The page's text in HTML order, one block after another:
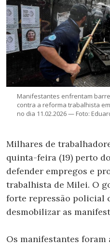
Manifestantes enfrentam
contra a reforma trabalhista
no dia 11.02.2026 — Foto:
Milhares de
quinta-feira (19) perto
defender empregos e
trabalhista de Milei. O
forte repressão policial
desmobilizar as
Os manifestantes